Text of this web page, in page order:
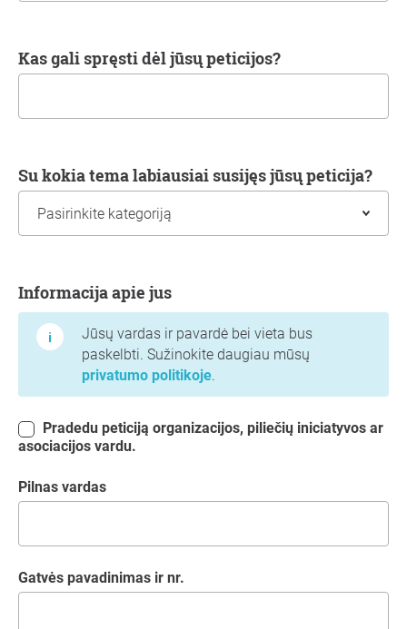
Kas gali spręsti dėl jūsų peticijos?
Su kokia tema labiausiai susijęs jūsų peticija?
Informacija apie jus
Jūsų vardas ir pavardė bei vieta bus
paskelbti. Sužinokite daugiau mūsų
privatumo politikoje.
asociacijos vardu.
Pilnas vardas
Gatvės pavadinimas ir nr.